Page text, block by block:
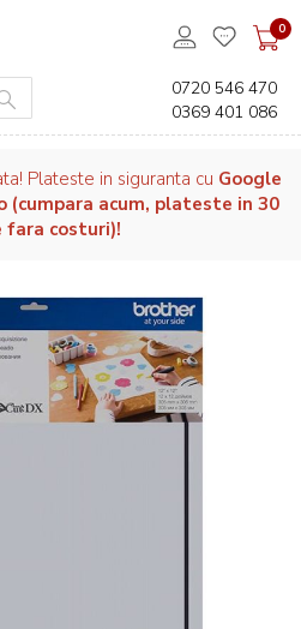
0
0720 546 470
0369 401 086
Plateste in siguranta cu Google
(cumpara acum, plateste in 30
fara costuri)!